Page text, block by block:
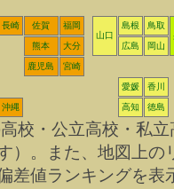
長崎 佐賀
福岡
山口
島根
鳥取
熊本
大分 広島 岡山
鹿児島 宮崎
愛媛 香川
沖縄 高知 徳島
校・公立高校・私
）。また、地図上
差値ランキングを